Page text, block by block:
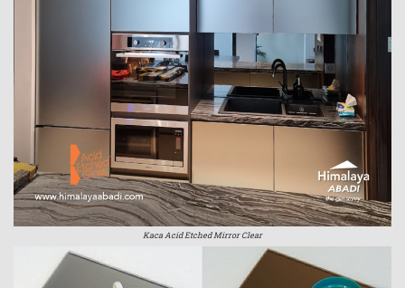
Kaca Acid Etched Mirror Clear